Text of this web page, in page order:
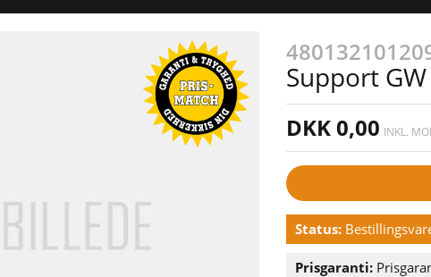
Support GW
DKK 0,00 INKL.
Status:
Prisgaranti: